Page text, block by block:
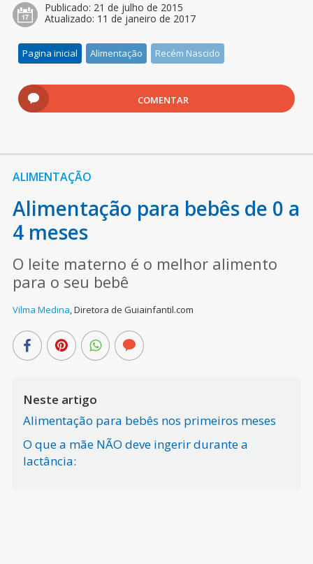
Publicado: 21 de julho de 2015
Atualizado: 11 de janeiro de 2017
Pagina inicial Alimentação Recém Nascido
COMENTAR
ALIMENTAÇÃO
Alimentação para bebês de 0 a
4 meses
O leite materno é o melhor alimento
para o seu bebê
Vilma Medina,Diretora de Guiainfantil.com
Neste artigo
Alimentação para bebês nos primeiros meses
O que a mãe NÃO deve ingerir durante a
lactância: